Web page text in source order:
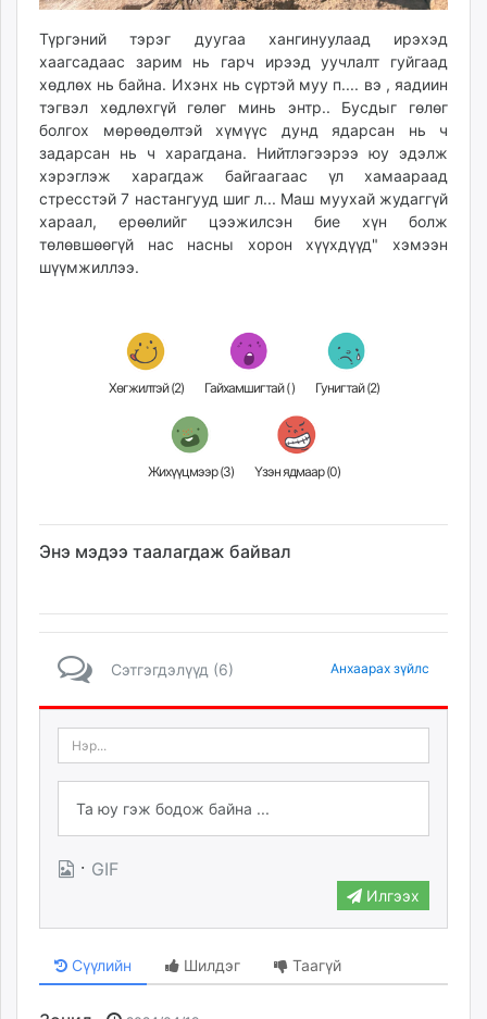
Түргэний тэрэг дуугаa хангинуулаад ирэхэд
хаагсадаас зарим нь гарч ирээд уучлалт гуйгаад
хөдлөх нь байна. Ихэнх нь сүртэй муу п.... вэ , яадиин
тэгвэл хөдлөхгүй гөлөг минь энтр.. Бусдыг гөлөг
болгох мөрөөдөлтэй хүмүүс дунд ядарсан нь ч
задарсан нь ч харагдана. Нийтлэгээрээ юу эдэлж
хэрэглэж харагдаж байгаагаас үл хамаараад
стресстэй 7 настангууд шиг л... Маш муухай жудаггүй
хараал, ерөөлийг цээжилсэн бие хүн болж
төлөвшөөгүй нас насны хорон хүүхдүүд" хэмээн
шүүмжиллээ.
Хөгжилтэй (2) Гайхамшигтай () Гунигтай (2)
Жихүүцмээр (3) Үзэн ядмаар (0)
Энэ мэдээ таалагдаж байвал
Сэтгэгдэлүүд (6) Анхаарах зүйлс
· GIF
Илгээх
Сүүлийн Шилдэг Таагүй